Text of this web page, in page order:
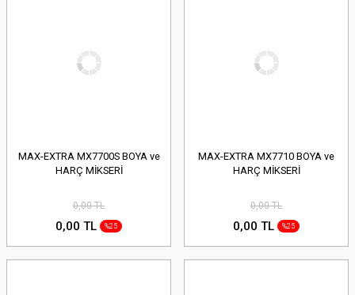
MAX-EXTRA MX7700S BOYA ve
HARÇ MİKSERİ
0,00 TL
0,00 TL %25
MAX-EXTRA MX7710 BOYA ve
HARÇ MİKSERİ
0,00 TL
0,00 TL %25